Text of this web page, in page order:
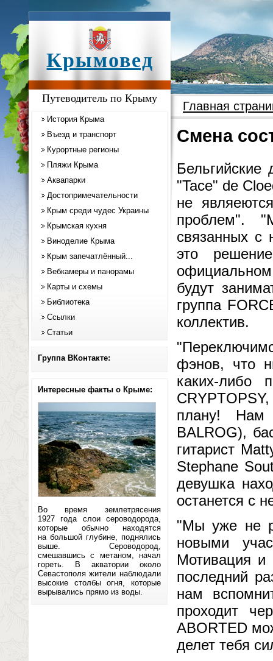
Крымовед
Путеводитель по Крыму
История Крыма
Въезд и транспорт
Курортные регионы
Пляжи Крыма
Аквапарки
Достопримечательности
Крым среди чудес Украины
Крымская кухня
Виноделие Крыма
Крым запечатлённый...
Вебкамеры и панорамы
Карты и схемы
Библиотека
Ссылки
Статьи
Группа ВКонтакте:
Интересные факты о Крыме:
Во время землетрясения
1927 года слои сероводорода,
которые обычно находятся
на большой глубине, поднялись
выше. Сероводород,
смешавшись с метаном, начал
гореть. В акватории около
Севастополя жители наблюдали
высокие столбы огня, которые
вырывались прямо из воды.
Главная
Смена
Бельгийские
"Tace" de
не
проблем".
связанных с
это
будут
группа
коллектив.
фэнов, что
каких-либо
плану! Нам
BALROG),
гитарист
Stephane
девушка
останется с
"Мы уже не
новыми
Мотивация
последний
нам
проходит
ABORTED
делет тебя